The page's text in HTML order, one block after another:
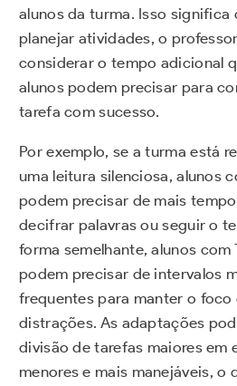
alunos da turma. Isso significa
planejar atividades, o
considerar o tempo adicional
alunos podem precisar para
tarefa com sucesso.
Por exemplo, se a turma está
uma leitura silenciosa, alunos
podem precisar de mais
decifrar palavras ou seguir o
forma semelhante, alunos com
podem precisar de intervalos
frequentes para manter o foco
distrações. As adaptações
divisão de tarefas maiores em
menores e mais manejáveis, o